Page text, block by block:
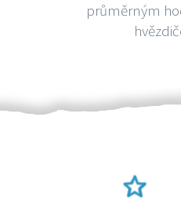
průměrným